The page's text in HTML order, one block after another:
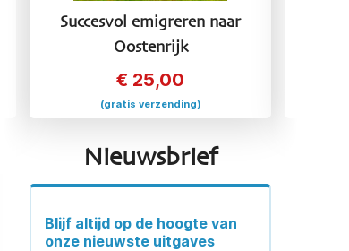
Succesvol emigreren naar
Oostenrijk
25,00
(gratis verzending)
Nieuwsbrief
Blijf altijd op de hoogte van
onze nieuwste uitgaves